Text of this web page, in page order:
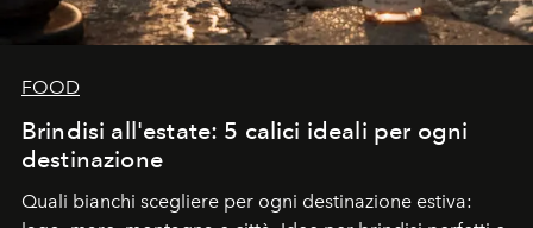
FOOD
Brindisi all'estate: 5 calici ideali per ogni
destinazione
Quali bianchi scegliere per ogni destinazione estiva: